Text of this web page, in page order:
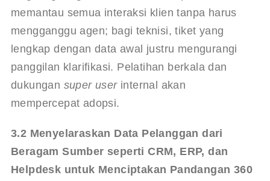
memantau semua interaksi klien tanpa harus
mengganggu agen; bagi teknisi, tiket yang
lengkap dengan data awal justru mengurangi
panggilan klarifikasi. Pelatihan berkala dan
dukungan super user internal akan
mempercepat adopsi.
3.2 Menyelaraskan Data Pelanggan dari
Beragam Sumber seperti CRM, ERP, dan
Helpdesk untuk Menciptakan Pandangan 360